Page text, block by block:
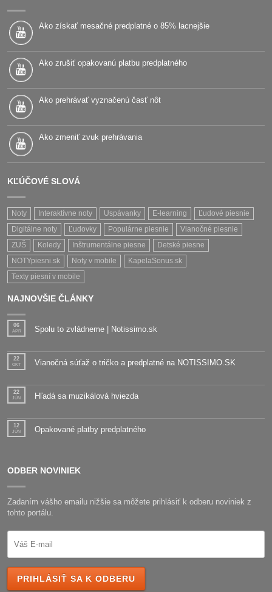
Ako získať mesačné predplatné o 85% lacnejšie
Ako zrušiť opakovanú platbu predplatného
Ako prehrávať vyznačenú časť nôt
Ako zmeniť zvuk prehrávania
KĽÚČOVÉ SLOVÁ
Noty Interaktívne noty Uspávanky E-learning
Ľudové piesnie
Digitálne noty
Ľudovky Populárne piesnie
Vianočné piesnie
ZUŠ
Koledy Inštrumentálne piesne
Detské piesne
NOTYpiesni.sk
Noty v mobile
KapelaSonus.sk
Texty piesní v mobile
NAJNOVŠIE ČLÁNKY
06
APR Spolu to zvládneme | Notissimo.sk
22
OKT Vianočná súťaž o tričko a predplatné na NOTISSIMO.SK
22
JÚN Hľadá sa muzikálová hviezda
12
JÚN Opakované platby predplatného
ODBER NOVINIEK
Zadaním vášho emailu nižšie sa môžete prihlásiť k odberu noviniek z
tohto portálu.
PRIHLÁSIŤ SA K ODBERU